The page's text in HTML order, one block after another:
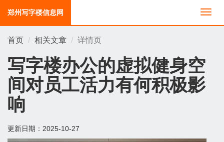
切
换
郑州写字楼信息网
首页 相关文章 详情页
写字楼办公的虚拟健身空
间对员工活力有何积极影
响
更新日期： 2025-10-27